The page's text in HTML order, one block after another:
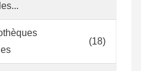
(18)